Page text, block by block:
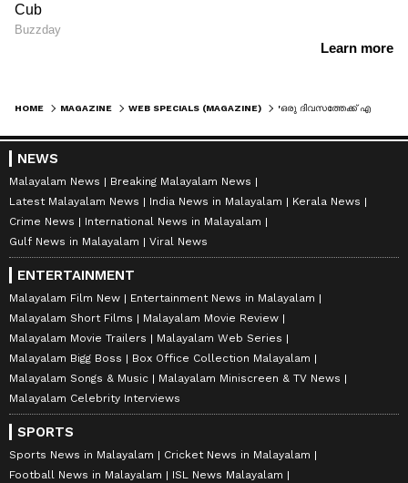
HOME MAGAZINE WEB SPECIALS (MAGAZINE)
NEWS
Malayalam News
Breaking Malayalam News
Latest Malayalam News
India News in Malayalam
Kerala News
Crime News
International News in Malayalam
Gulf News in Malayalam
Viral News
ENTERTAINMENT
Malayalam Film New
Entertainment News in Malayalam
Malayalam Short Films
Malayalam Movie Review
Malayalam Movie Trailers
Malayalam Web Series
Malayalam Bigg Boss
Box Office Collection Malayalam
Malayalam Songs & Music
Malayalam Miniscreen & TV News
Malayalam Celebrity Interviews
SPORTS
Sports News in Malayalam
Cricket News in Malayalam
Football News in Malayalam
ISL News Malayalam